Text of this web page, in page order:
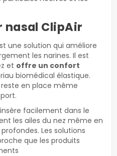
ClipAir
une solution qui améliore
les narines. Il est
et offre un confort
biomédical élastique.
reste en place même
facilement dans le
les ailes du nez même en
Les solutions
que les produits